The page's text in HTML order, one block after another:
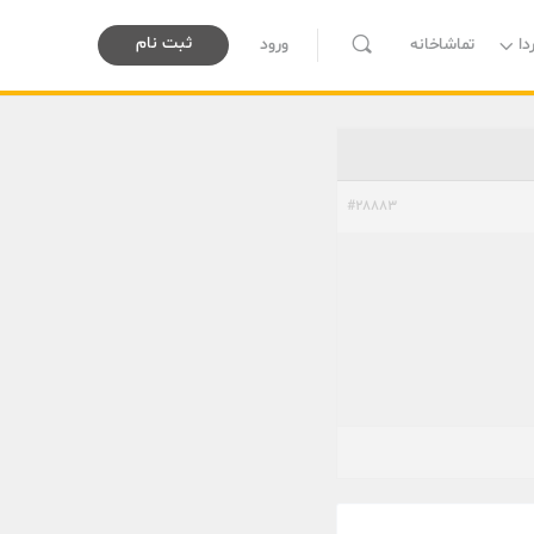
تماشاخانه ورود ثبت نام
#28883